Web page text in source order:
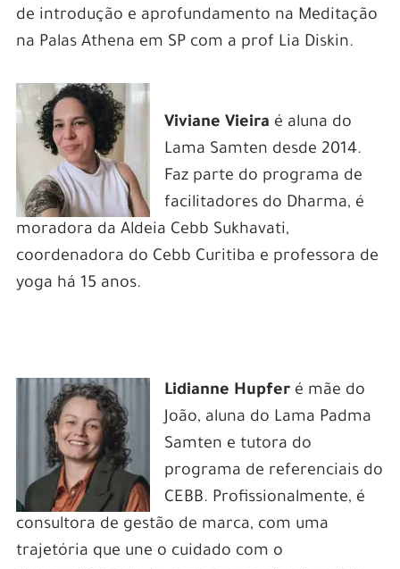
de introdução e aprofundamento na Meditação
na Palas Athena em SP com a prof Lia Diskin.
Viviane Vieira é aluna do
Lama Samten desde 2014.
Faz parte do programa de
facilitadores do Dharma, é
moradora da Aldeia Cebb Sukhavati,
coordenadora do Cebb Curitiba e professora de
yoga há 15 anos.
Lidianne Hupferé mãe do
João, aluna do Lama Padma
Samten e tutora do
programa de referenciais do
CEBB. Profissionalmente, é
consultora de gestão de marca, com uma
trajetória que une o cuidado com o